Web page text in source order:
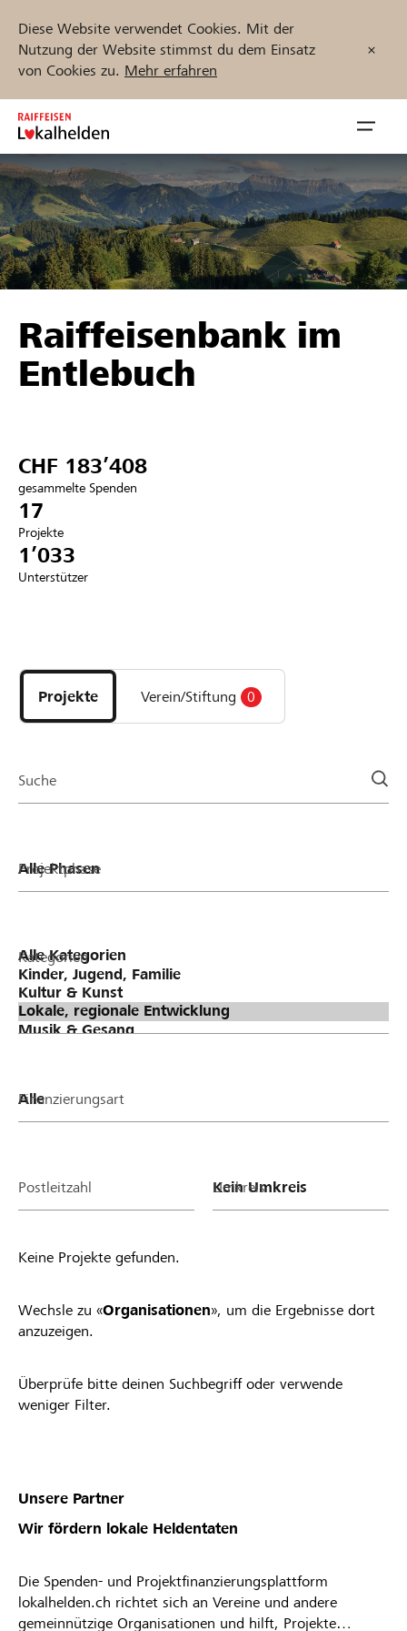
Diese Website verwendet Cookies. Mit der
Nutzung der Website stimmst du dem Einsatz
von Cookies zu. Mehr erfahren
Zum
Inhalt
springen
öffnen
Unterstützen
Hilfe & Support
Anmelden
Projekte und Organisationen finden
Jetzt starten
DE FR IT
Raiffeisenbank im
Entlebuch
CHF 183’408
gesammelte Spenden
17
Projekte
1’033
Unterstützer
Projekte
und
Organisationen
Projekte Verein/Stiftung 0
Suche
Projektphase
Kategorien
Finanzierungsart
Postleitzahl Umkreis
Keine Projekte gefunden.
Wechsle zu «Organisationen», um die Ergebnisse dort
anzuzeigen.
Überprüfe bitte deinen Suchbegriff oder verwende
weniger Filter.
Unsere Partner
Wir fördern lokale Heldentaten
Die Spenden- und Projektfinanzierungsplattform
lokalhelden.ch richtet sich an Vereine und andere
gemeinnützige Organisationen und hilft, Projekte